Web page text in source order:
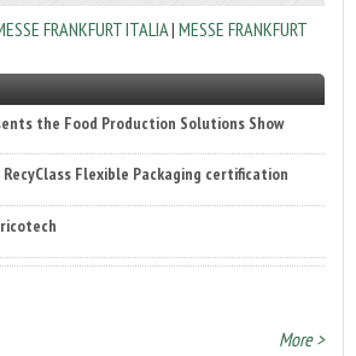
FRANKFURT ITALIA| MESSE FRANKFURT
Flexible Packaging certification
Awards 2026 di FTA Europe
More >